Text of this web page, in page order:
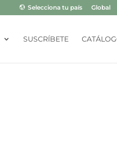
Selecciona tu país Global
SUSCRÍBETE